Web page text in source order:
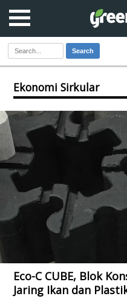
Search
Ekonomi Sirkular
Eco-C CUBE, Blok
Jaring Ikan dan